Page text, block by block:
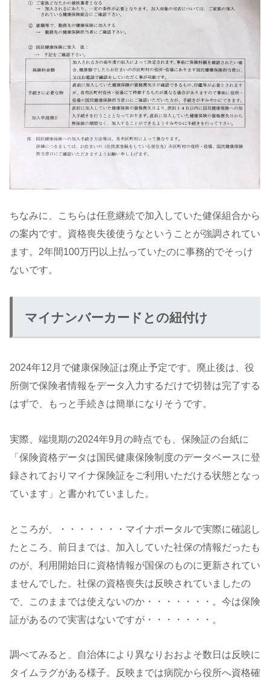
ちなみに、こちらは任意継続で加入していた健保組合から
の案内です。資格喪失後使うなということが強調されてい
ます。2年間100万円以上払っていたのに事務的でそっけ
ないです。
マイナンバーカードとの紐付け
2024年12月で健康保険証は廃止予定です。廃止後は、役
所側で保険者情報をデータ入力するだけで切替は完了する
はずで、もっと手続きは簡単になりそうです。
実際、端境期の2024年9月の時点でも、保険証の台紙に
「保険資格データは国民健康保険制度のデータベースに登
録されておりマイナ保険証をご利用いただける状態となっ
ています」と書かれていました。
ところが、・・・・・・・マイナポータルで実際に確認し
たところ、前日までは、加入していた社保の情報だったも
のが、利用開始日に資格情報が国保のものに更新されてい
ませんでした。社保の資格喪失は反映されていましたの
で、このままでは使えないのか・・・・・・・。今は保険
証があるので実害はないですが・・・・・・・。
調べてみると、自治体により異なりおおよそ数日は反映に
タイムラグがある様子。反映までは病院から役所へ資格確